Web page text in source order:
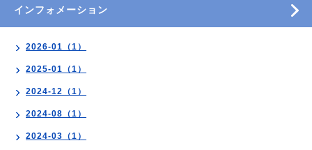
インフォメーション
2026-01（1）
2025-01（1）
2024-12（1）
2024-08（1）
2024-03（1）